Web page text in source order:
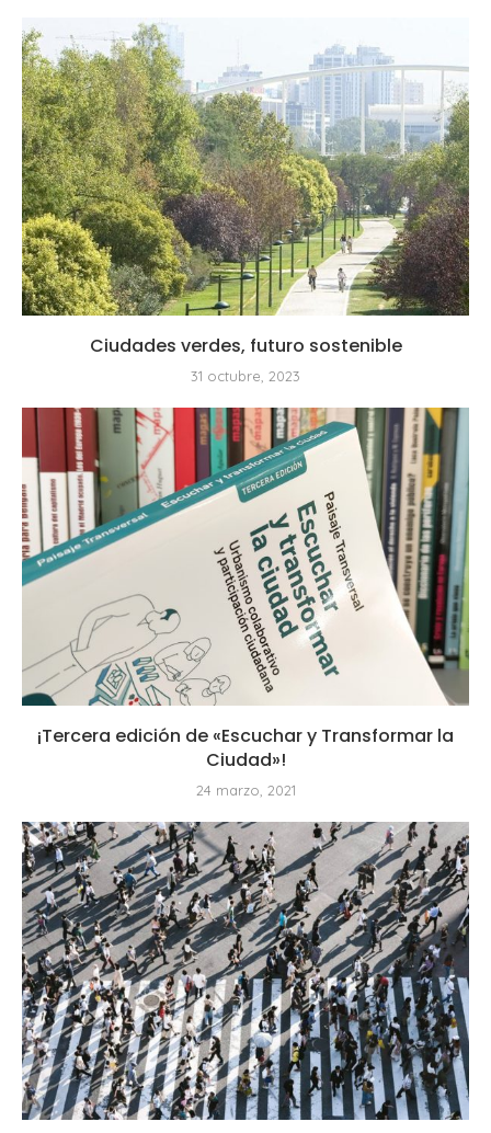
Ciudades verdes, futuro sostenible
31 octubre, 2023
¡Tercera edición de «Escuchar y Transformar la
Ciudad»!
24 marzo, 2021